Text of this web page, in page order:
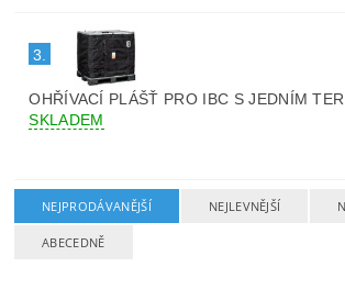
3.
OHŘÍVACÍ PLÁŠŤ PRO IBC S JEDNÍM
SKLADEM
NEJPRODÁVANĚJŠÍ NEJLEVNĚJŠÍ
ABECEDNĚ